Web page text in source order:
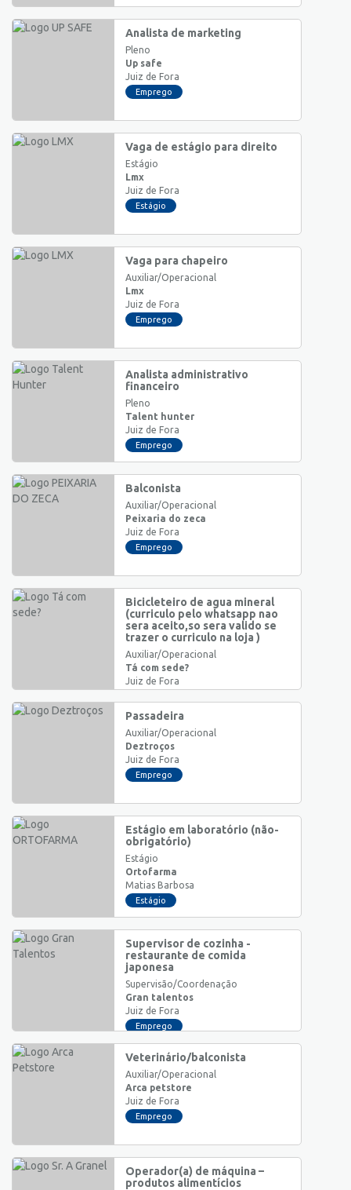
Analista de marketing
Pleno
Up safe
Juiz de Fora
Emprego
Vaga de estágio para direito
Estágio
Lmx
Juiz de Fora
Estágio
Vaga para chapeiro
Auxiliar/Operacional
Lmx
Juiz de Fora
Emprego
Analista administrativo
financeiro
Pleno
Talent hunter
Juiz de Fora
Emprego
Balconista
Auxiliar/Operacional
Peixaria do zeca
Juiz de Fora
Emprego
Bicicleteiro de agua mineral
(curriculo pelo whatsapp nao
sera aceito,so sera valido se
trazer o curriculo na loja )
Auxiliar/Operacional
Tá com sede?
Juiz de Fora
Passadeira
Auxiliar/Operacional
Deztroços
Juiz de Fora
Emprego
Estágio em laboratório (não-
obrigatório)
Estágio
Ortofarma
Matias Barbosa
Estágio
Supervisor de cozinha -
restaurante de comida
japonesa
Supervisão/Coordenação
Gran talentos
Juiz de Fora
Emprego
Veterinário/balconista
Auxiliar/Operacional
Arca petstore
Juiz de Fora
Emprego
Operador(a) de máquina –
produtos alimentícios